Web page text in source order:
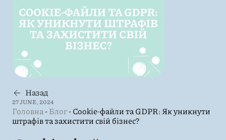
Назад
27 JUNE, 2024
Головна-Блог-Cookie-файли та GDPR: Як уникнути
штрафів та захистити свій бізнес?